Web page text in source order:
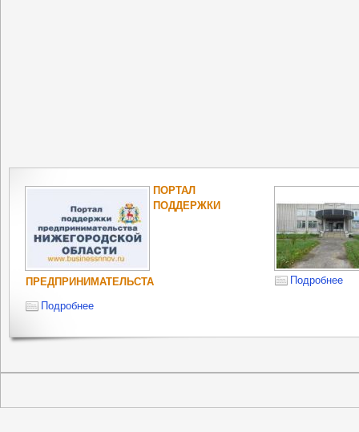
ПОРТАЛ
ПОДДЕРЖКИ
ПРЕДПРИНИМАТЕЛЬСТА
Подробнее
Подробнее